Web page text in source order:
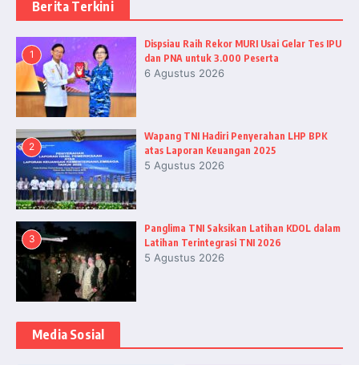
Berita Terkini
1
Dispsiau Raih Rekor MURI Usai Gelar Tes IPU
dan PNA untuk 3.000 Peserta
6 Agustus 2026
2
Wapang TNI Hadiri Penyerahan LHP BPK
atas Laporan Keuangan 2025
5 Agustus 2026
3
Panglima TNI Saksikan Latihan KDOL dalam
Latihan Terintegrasi TNI 2026
5 Agustus 2026
Media Sosial